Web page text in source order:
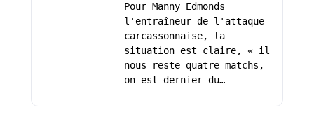
Pour Manny Edmonds
l'entraîneur de l'attaque
carcassonnaise, la
situation est claire, « il
nous reste quatre matchs,
on est dernier du…